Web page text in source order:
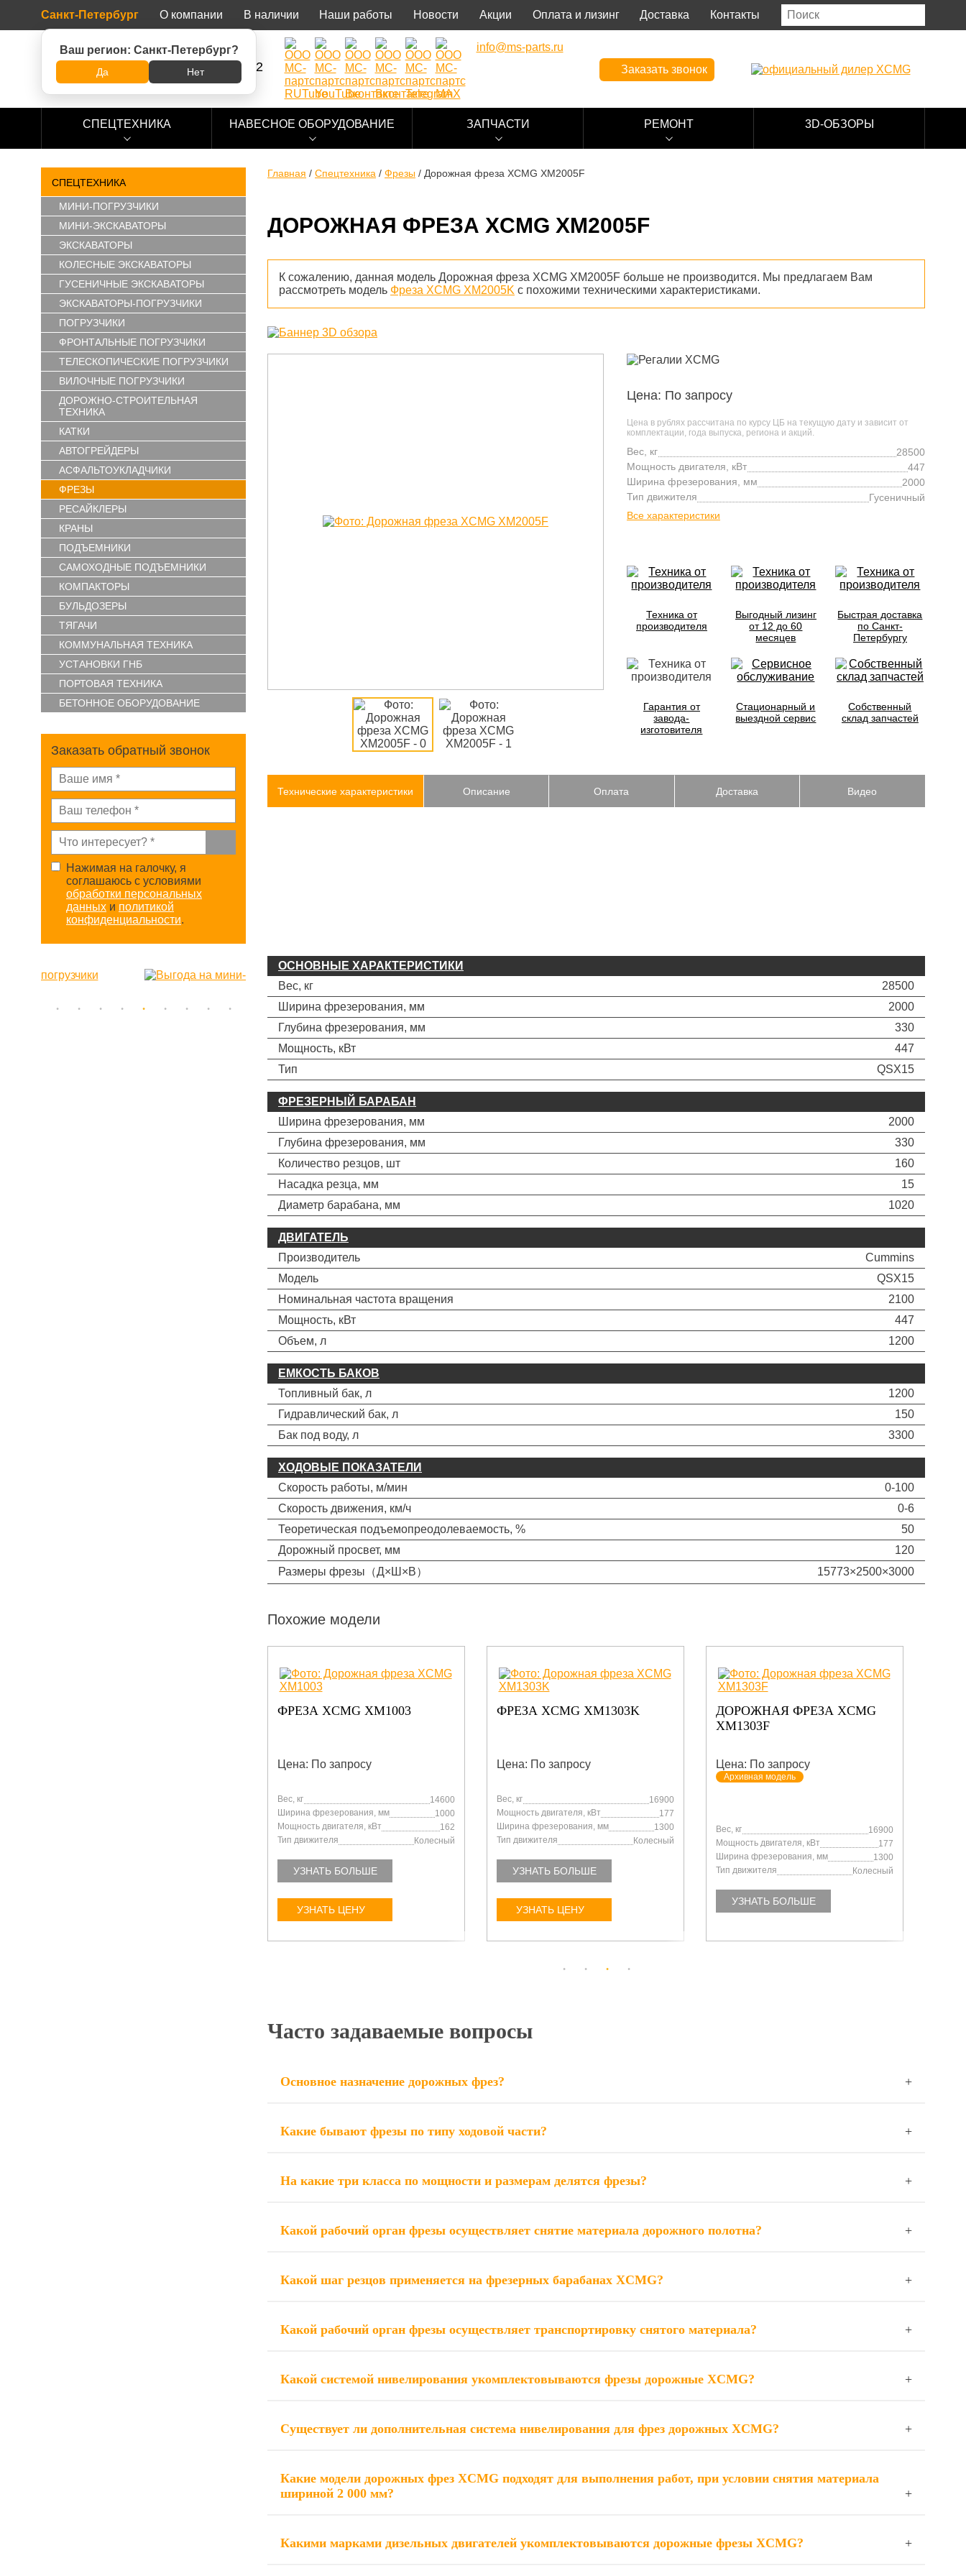
Санкт-Петербург
Ваш регион: Санкт-Петербург?
Да Нет
О компании В наличии Наши работы Новости Акции Оплата и лизинг Доставка Контакты
8 (800) 500-73-92
info@ms-parts.ru
Заказать звонок
СПЕЦТЕХНИКА НАВЕСНОЕ ОБОРУДОВАНИЕ ЗАПЧАСТИ РЕМОНТ 3D-ОБЗОРЫ
СПЕЦТЕХНИКА
МИНИ-ПОГРУЗЧИКИ
МИНИ-ЭКСКАВАТОРЫ
ЭКСКАВАТОРЫ
КОЛЕСНЫЕ ЭКСКАВАТОРЫ
ГУСЕНИЧНЫЕ ЭКСКАВАТОРЫ
ЭКСКАВАТОРЫ-ПОГРУЗЧИКИ
ПОГРУЗЧИКИ
ФРОНТАЛЬНЫЕ ПОГРУЗЧИКИ
ТЕЛЕСКОПИЧЕСКИЕ ПОГРУЗЧИКИ
ВИЛОЧНЫЕ ПОГРУЗЧИКИ
ДОРОЖНО-СТРОИТЕЛЬНАЯ
ТЕХНИКА
КАТКИ
АВТОГРЕЙДЕРЫ
АСФАЛЬТОУКЛАДЧИКИ
ФРЕЗЫ
РЕСАЙКЛЕРЫ
КРАНЫ
ПОДЪЕМНИКИ
САМОХОДНЫЕ ПОДЪЕМНИКИ
КОМПАКТОРЫ
БУЛЬДОЗЕРЫ
ТЯГАЧИ
КОММУНАЛЬНАЯ ТЕХНИКА
УСТАНОВКИ ГНБ
ПОРТОВАЯ ТЕХНИКА
БЕТОННОЕ ОБОРУДОВАНИЕ
Заказать обратный звонок
Нажимая на галочку, я
соглашаюсь с условиями
обработки персональных
данных и политикой
конфиденциальности.
Главная / Спецтехника / Фрезы / Дорожная фреза XCMG XM2005F
ДОРОЖНАЯ ФРЕЗА XCMG XM2005F
К сожалению, данная модель Дорожная фреза XCMG XM2005F больше не производится. Мы предлагаем Вам
рассмотреть модель Фреза XCMG XM2005K с похожими техническими характеристиками.
Цена: По запросу
Цена в рублях рассчитана по курсу ЦБ на текущую дату и зависит от
комплектации, года выпуска, региона и акций.
Вес, кг
28500
Мощность двигателя, кВт
447
Ширина фрезерования, мм
2000
Тип движителя
Гусеничный
Все характеристики
Техника от
производителя
Выгодный лизинг
от 12 до 60
месяцев
Быстрая доставка
по Санкт-
Петербургу
Гарантия от
завода-
изготовителя
Стационарный и
выездной сервис
Собственный
склад запчастей
Технические характеристики Описание Оплата Доставка Видео
ОСНОВНЫЕ ХАРАКТЕРИСТИКИ
Вес, кг
28500
Ширина фрезерования, мм
2000
Глубина фрезерования, мм
330
Мощность, кВт
447
Тип
QSX15
ФРЕЗЕРНЫЙ БАРАБАН
Ширина фрезерования, мм
2000
Глубина фрезерования, мм
330
Количество резцов, шт
160
Насадка резца, мм
15
Диаметр барабана, мм
1020
ДВИГАТЕЛЬ
Производитель
Сummins
Модель
QSX15
Номинальная частота вращения
2100
Мощность, кВт
447
Объем, л
1200
ЕМКОСТЬ БАКОВ
Топливный бак, л
1200
Гидравлический бак, л
150
Бак под воду, л
3300
ХОДОВЫЕ ПОКАЗАТЕЛИ
Скорость работы, м/мин
0-100
Скорость движения, км/ч
0-6
Теоретическая подъемопреодолеваемость, %
50
Дорожный просвет, мм
120
Размеры фрезы（Д×Ш×В）
15773×2500×3000
Похожие модели
ФРЕЗА XCMG XM1303K
Цена: По запросу
Мощность двигателя, кВт
Ширина фрезерования, мм
Тип движителя
Колесный
УЗНАТЬ БОЛЬШЕ
УЗНАТЬ ЦЕНУ
ДОРОЖНАЯ ФРЕЗА XCMG
Цена: По запросу
Вес, кг
Мощность двигателя, кВт
Тип движителя
УЗНАТЬ БОЛЬШЕ
ДОРОЖНАЯ ФРЕЗА XCMG
XM503F
Цена: По запросу
Архивная модель
Мощность двигателя, кВт
Ширина фрезерования, мм
Тип движителя
Колесный
УЗНАТЬ БОЛЬШЕ
Часто задаваемые вопросы
Основное назначение дорожных фрез?
Какие бывают фрезы по типу ходовой части?
На какие три класса по мощности и размерам делятся фрезы?
Какой рабочий орган фрезы осуществляет снятие материала дорожного полотна?
Какой шаг резцов применяется на фрезерных барабанах XCMG?
Какой рабочий орган фрезы осуществляет транспортировку снятого материала?
Какой системой нивелирования укомплектовываются фрезы дорожные XCMG?
Существует ли дополнительная система нивелирования для фрез дорожных XCMG?
Какие модели дорожных фрез XCMG подходят для выполнения работ, при условии снятия материала
шириной 2 000 мм?
Какими марками дизельных двигателей укомплектовываются дорожные фрезы XCMG?